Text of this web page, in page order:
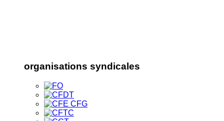
organisations syndicales